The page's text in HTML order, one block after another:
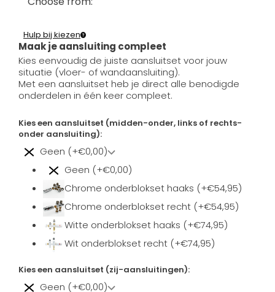
Maak je aansluiting compleet
Hulp bij kiezen
Kies eenvoudig de juiste aansluitset voor jouw
situatie (vloer- of wandaansluiting).
Met een aansluitset heb je direct alle benodigde
onderdelen in één keer compleet.
Kies een aansluitset (midden-onder, links of rechts-
onder aansluiting):
Geen (+€0,00)
Geen (+€0,00)
Chrome onderblokset haaks (+€54,95)
Chrome onderblokset recht (+€54,95)
Witte onderblokset haaks (+€74,95)
Wit onderblokset recht (+€74,95)
Kies een aansluitset (zij-aansluitingen):
Geen (+€0,00)